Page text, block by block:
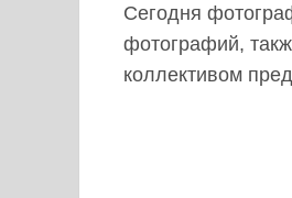
Сегодня
фотографий,
коллективом